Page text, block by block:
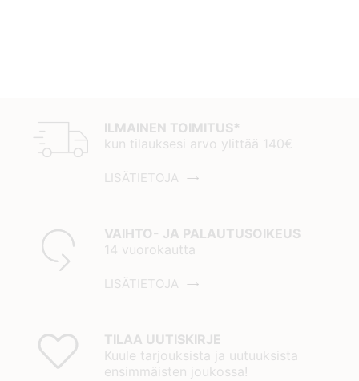
ILMAINEN TOIMITUS*
kun tilauksesi arvo ylittää 140€
LISÄTIETOJA
VAIHTO- JA PALAUTUSOIKEUS
14 vuorokautta
LISÄTIETOJA
TILAA UUTISKIRJE
Kuule tarjouksista ja uutuuksista
ensimmäisten joukossa!